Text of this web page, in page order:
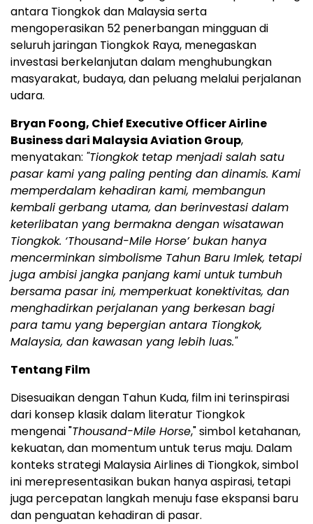
antara Tiongkok dan Malaysia serta
mengoperasikan 52 penerbangan mingguan di
seluruh jaringan Tiongkok Raya, menegaskan
investasi berkelanjutan dalam menghubungkan
masyarakat, budaya, dan peluang melalui perjalanan
udara.
Bryan Foong, Chief Executive Officer Airline
Business dari Malaysia Aviation Group,
menyatakan: "Tiongkok tetap menjadi salah satu
pasar kami yang paling penting dan dinamis. Kami
memperdalam kehadiran kami, membangun
kembali gerbang utama, dan berinvestasi dalam
keterlibatan yang bermakna dengan wisatawan
Tiongkok. ‘Thousand-Mile Horse’ bukan hanya
mencerminkan simbolisme Tahun Baru Imlek, tetapi
juga ambisi jangka panjang kami untuk tumbuh
bersama pasar ini, memperkuat konektivitas, dan
menghadirkan perjalanan yang berkesan bagi
para tamu yang bepergian antara Tiongkok,
Malaysia, dan kawasan yang lebih luas."
Tentang Film
Disesuaikan dengan Tahun Kuda, film ini terinspirasi
dari konsep klasik dalam literatur Tiongkok
mengenai "Thousand-Mile Horse," simbol ketahanan,
kekuatan, dan momentum untuk terus maju. Dalam
konteks strategi Malaysia Airlines di Tiongkok, simbol
ini merepresentasikan bukan hanya aspirasi, tetapi
juga percepatan langkah menuju fase ekspansi baru
dan penguatan kehadiran di pasar.